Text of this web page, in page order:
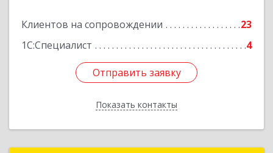
Клиентов на сопровождении
23
1С:Специалист
4
Отправить заявку
Показать контакты
Отправить заявку
Назад